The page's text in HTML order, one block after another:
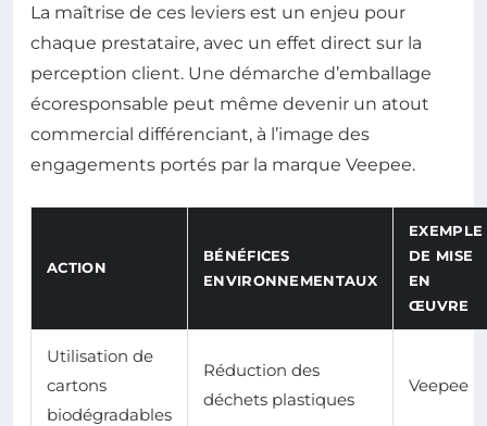
La maîtrise de ces leviers est un enjeu pour
chaque prestataire, avec un effet direct sur la
perception client. Une démarche d’emballage
écoresponsable peut même devenir un atout
commercial différenciant, à l’image des
engagements portés par la marque Veepee.
ACTION
BÉNÉFICES
ENVIRONNEMENTAUX
EXEMPLE
DE MISE
EN
ŒUVRE
Utilisation de
cartons
biodégradables
Réduction des
déchets plastiques
Veepee